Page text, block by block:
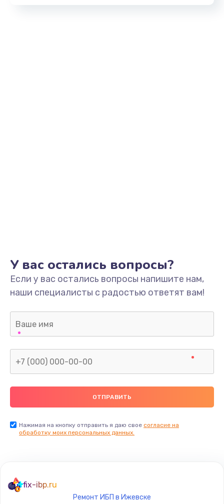
У вас остались вопросы?
Если у вас остались вопросы напишите нам,
наши специалисты с радостью ответят вам!
Нажимая на кнопку отправить я даю свое согласие на
обработку моих персональных данных.
fix-ibp.ru
Ремонт ИБП в Ижевске